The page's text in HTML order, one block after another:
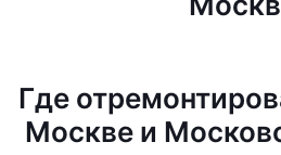
Где
Москве и